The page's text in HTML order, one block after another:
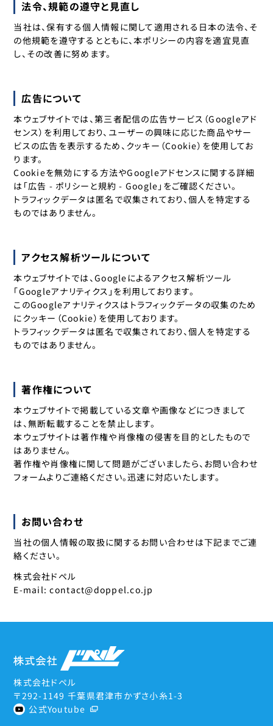
法令、規範の遵守と見直し
当社は、保有する個人情報に関して適用される日本の法令、そ
の他規範を遵守するとともに、本ポリシーの内容を適宜見直
し、その改善に努めます。
広告について
本ウェブサイトでは、第三者配信の広告サービス（Googleアド
センス）を利用しており、ユーザーの興味に応じた商品やサー
ビスの広告を表示するため、クッキー（Cookie）を使用してお
ります。
Cookieを無効にする方法やGoogleアドセンスに関する詳細
は「広告 - ポリシーと規約 - Google」をご確認ください。
トラフィックデータは匿名で収集されており、個人を特定する
ものではありません。
アクセス解析ツールについて
本ウェブサイトでは、Googleによるアクセス解析ツール
「Googleアナリティクス」を利用しております。
このGoogleアナリティクスはトラフィックデータの収集のため
にクッキー（Cookie）を使用しております。
トラフィックデータは匿名で収集されており、個人を特定する
ものではありません。
著作権について
本ウェブサイトで掲載している文章や画像などにつきまして
は、無断転載することを禁止します。
本ウェブサイトは著作権や肖像権の侵害を目的としたもので
はありません。
著作権や肖像権に関して問題がございましたら、お問い合わせ
フォームよりご連絡ください。迅速に対応いたします。
お問い合わせ
当社の個人情報の取扱に関するお問い合わせは下記までご連
絡ください。
株式会社ドペル
E-mail: contact@doppel.co.jp
株式会社ドペル
〒292-1149 千葉県君津市かずさ小糸1-3
公式Youtube